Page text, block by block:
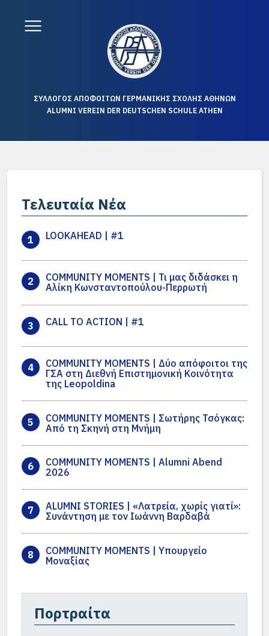
ΣΥΛΛΟΓΟΣ ΑΠΟΦΟΙΤΩΝ ΓΕΡΜΑΝΙΚΗΣ ΣΧΟΛΗΣ ΑΘΗΝΩΝ
ALUMNI VEREIN DER DEUTSCHEN SCHULE ATHEN
Τελευταία Νέα
1 LOOKAHEAD | #1
2
COMMUNITY MOMENTS | Τι μας διδάσκει η
Αλίκη Κωνσταντοπούλου-Περρωτή
3 CALL TO ACTION | #1
4
COMMUNITY MOMENTS | Δύο απόφοιτοι της
ΓΣΑ στη Διεθνή Επιστημονική Κοινότητα
της Leopoldina
5
COMMUNITY MOMENTS | Σωτήρης Τσόγκας:
Από τη Σκηνή στη Μνήμη
6
COMMUNITY MOMENTS | Alumni Abend
2026
7
ALUMNI STORIES | «Λατρεία, χωρίς γιατί»:
Συνάντηση με τον Ιωάννη Βαρδαβά
8
COMMUNITY MOMENTS | Υπουργείο
Μοναξίας
Πορτραίτα